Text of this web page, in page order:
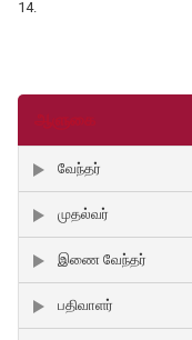
14.
வேந்தர்
முதல்வர்
இணை வேந்தர்
பதிவாளர்